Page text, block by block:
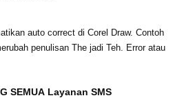
auto correct di Corel Draw. Contoh
penulisan The jadi Teh. Error atau
SEMUA Layanan SMS